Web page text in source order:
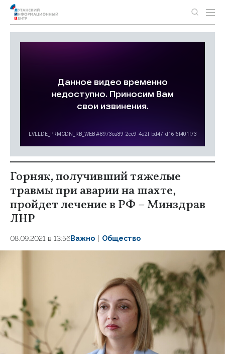
Горняк, получивший тяжелые
травмы при аварии на шахте,
пройдет лечение в РФ – Минздрав
ЛНР
08.09.2021 в 13:56Важно Общество